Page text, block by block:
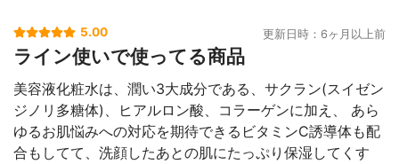
5.00 更新日時：6ヶ月以上前
ライン使いで使ってる商品
美容液化粧水は、潤い3大成分である、サクラン(スイゼン
ジノリ多糖体)、ヒアルロン酸、コラーゲンに加え、 あら
ゆるお肌悩みへの対応を期待できるビタミンC誘導体も配
合もしてて、洗顔したあとの肌にたっぷり保湿してくす